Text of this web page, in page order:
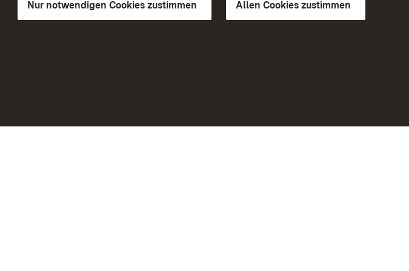
Nur notwendigen Cookies zustimmen Allen Cookies zustimmen